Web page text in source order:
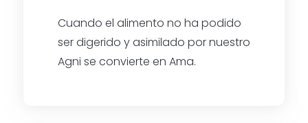
Cuando el alimento no ha podido
ser digerido y asimilado por nuestro
Agni se convierte en Ama.